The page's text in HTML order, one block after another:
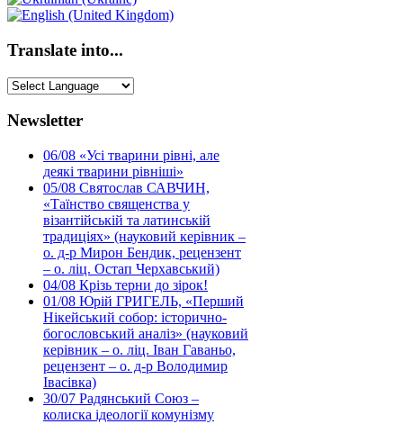
Translate into...
Newsletter
06/08 «Усі тварини рівні, але
деякі тварини рівніші»
05/08 Святослав САВЧИН,
«Таїнство священства у
візантійській та латинській
традиціях» (науковий керівник –
о. д-р Мирон Бендик, рецензент
– о. ліц. Остап Черхавський)
04/08 Крізь терни до зірок!
01/08 Юрій ГРИГЕЛЬ, «Перший
Нікейський собор: історично-
богословський аналіз» (науковий
керівник – о. ліц. Іван Гаваньо,
рецензент – о. д-р Володимир
Івасівка)
30/07 Радянський Союз –
колиска ідеології комунізму